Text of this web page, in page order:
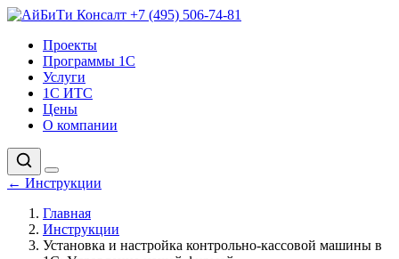
+7 (495) 506-74-81
Проекты
Программы 1С
Услуги
1С ИТС
Цены
О компании
← Инструкции
Главная
Инструкции
Установка и настройка контрольно-кассовой машины в